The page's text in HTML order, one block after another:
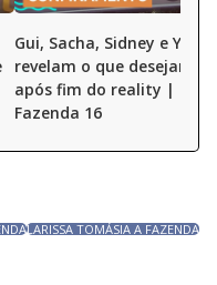
Gui, Sacha, Sidney e Yuri
revelam o que desejam
após fim do reality |
Fazenda 16
LARISSA TOMÁSIA A FAZENDA